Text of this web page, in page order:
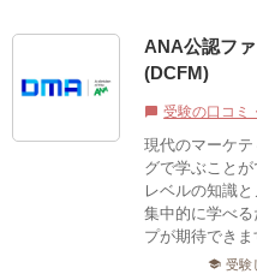
ANA公認フ
(DCFM)
chat_bubble 受験の口コミ
現代のマーケ
グで学ぶこと
レベルの知識
集中的に学べ
プが期待でき
school 受験